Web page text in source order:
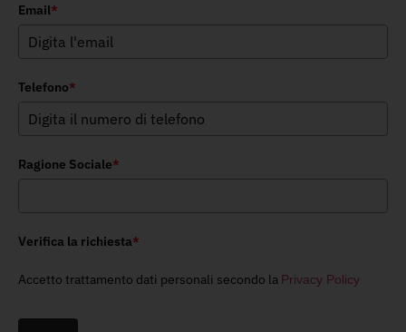
Email*
Telefono*
Ragione Sociale*
Verifica la richiesta*
Accetto trattamento dati personali secondo la Privacy Policy